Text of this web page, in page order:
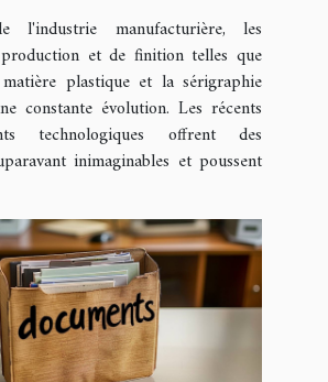
et la sérigraphie
manufacturière, les
et de finition telles que
plastique et la sérigraphie
constante évolution. Les récents
technologiques offrent des
inimaginables et poussent